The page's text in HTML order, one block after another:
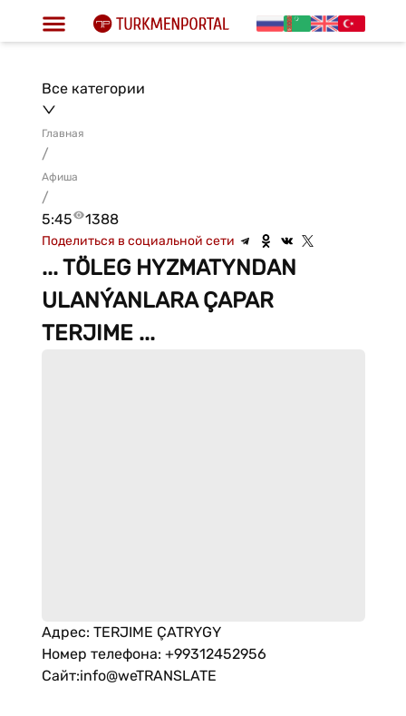
Все категории
Главная
/
Афиша
/
5:45
1388
Поделиться в социальной сети
... TÖLEG HYZMATYNDAN
ULANÝANLARA ÇAPAR
TERJIME ...
Адрес: TERJIME ÇATRYGY
Номер телефона: +99312452956
Сайт:info@weTRANSLATE